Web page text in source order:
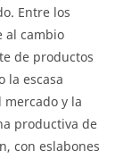
Entre los
al cambio
de productos
la escasa
y la
productiva de
con eslabones